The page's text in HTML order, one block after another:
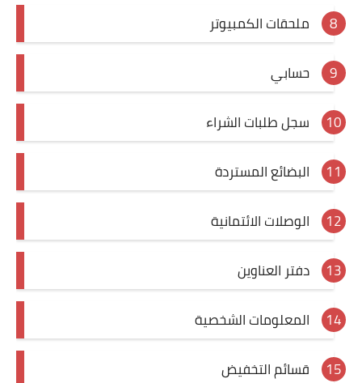
ملحقات الكمبيوتر
حسابي
سجل طلبات الشراء
البضائع المستردة
الوصلات الائتمانية
دفتر العناوين
المعلومات الشخصية
قسائم التخفيض